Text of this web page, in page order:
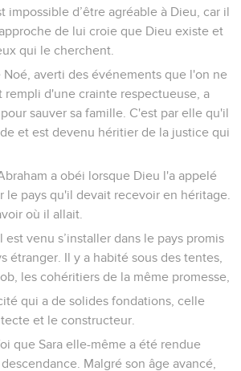
impossible d’être agréable à Dieu, car il
de lui croie que Dieu existe et
qui le cherchent.
Noé, averti des événements que l'on ne
rempli d'une crainte respectueuse, a
sauver sa famille. C'est par elle qu'il
et est devenu héritier de la justice qui
a obéi lorsque Dieu l'a appelé
le pays qu'il devait recevoir en héritage.
où il allait.
est venu s’installer dans le pays promis
étranger. Il y a habité sous des tentes,
les cohéritiers de la même promesse,
qui a de solides fondations, celle
et le constructeur.
que Sara elle-même a été rendue
Malgré son âge avancé,